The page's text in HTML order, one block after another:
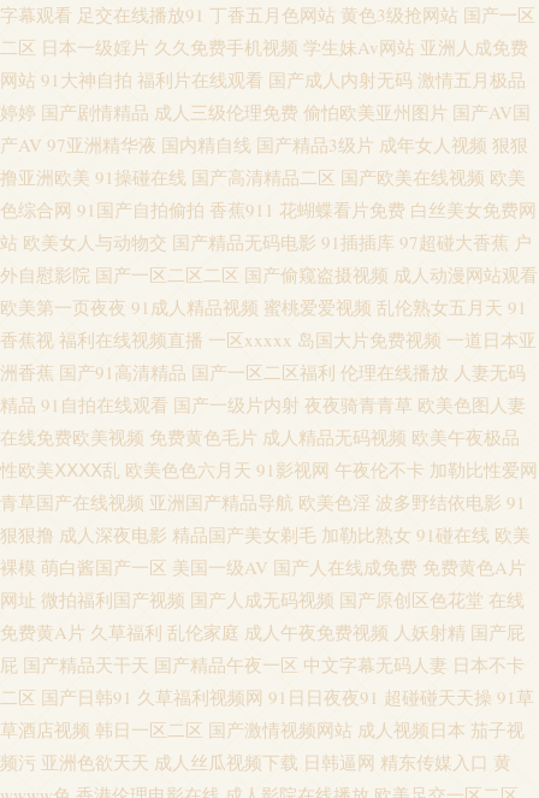
片 日韩不卡一区 色五月最新地址 伊人黄色在线播放 亚洲永久免费精品 精品
国产一卡二卡在线看 国内久草123区 AAA淫网 日韩欧美h高清 东京热三级 美
国色福利导航 黑暗圣经第三章迅雷在线播放 蜜臀av八区 撸啊撸av资源 久久
日韩淫秽视频 九九国产精品 精品交配抽插 91国产伦理在线 女同作品番号 久
久激情成人网 福利电影91久久 国产精品9991 福利影院啪啪啪 韩日2区 亚洲
大全集高清 欧美浮力影院一级片 国产欧美性爱一区二区三区 久久色先锋中
文 91日韩精品 国产家庭乱奸 AV成人免费在线观看 东京热免费黄色网址 GAv
成人网不用播放器 91视频熟女 国产高清刺激 午夜伦理影院 日韩乱伦一区 九
1传煤免费 亚洲成人WWW 婷婷色色五月天 免费观看91 亚洲重口味91V 自拍
国内 日韩男女性交大片 国产熟女露脸 内射女生网站 国产伊人性交 激情俺去
也 天美3级片 色综合网 国产91九九 午夜成人小视频 AV伦理福利篇 三级网站
字幕观看 足交在线播放91 丁香五月色网站 黄色3级抢网站 国产一区
二区 日本一级婬片 久久免费手机视频 学生妹Av网站 亚洲人成免费
网站 91大神自拍 福利片在线观看 国产成人内射无码 激情五月极品
婷婷 国产剧情精品 成人三级伦理免费 偷怕欧美亚州图片 国产AV国
产AV 97亚洲精华液 国内精自线 国产精品3级片 成年女人视频 狠狠
撸亚洲欧美 91操碰在线 国产高清精品二区 国产欧美在线视频 欧美
色综合网 91国产自拍偷拍 香蕉911 花蝴蝶看片免费 白丝美女免费网
站 欧美女人与动物交 国产精品无码电影 91插插库 97超碰大香蕉 户
外自慰影院 国产一区二区二区 国产偷窥盗摄视频 成人动漫网站观看
欧美第一页夜夜 91成人精品视频 蜜桃爱爱视频 乱伦熟女五月天 91
香蕉视 福利在线视频直播 一区xxxxx 岛国大片免费视频 一道日本亚
洲香蕉 国产91高清精品 国产一区二区福利 伦理在线播放 人妻无码
精品 91自拍在线观看 国产一级片内射 夜夜骑青青草 欧美色图人妻
在线免费欧美视频 免费黄色毛片 成人精品无码视频 欧美午夜极品
性欧美ⅩⅩⅩⅩ乱 欧美色色六月天 91影视网 午夜伦不卡 加勒比性爱网
青草国产在线视频 亚洲国产精品导航 欧美色淫 波多野结依电影 91
狠狠撸 成人深夜电影 精品国产美女剃毛 加勒比熟女 91碰在线 欧美
裸模 萌白酱国产一区 美国一级AV 国产人在线成免费 免费黄色A片
网址 微拍福利国产视频 国产人成无码视频 国产原创区色花堂 在线
免费黄A片 久草福利 乱伦家庭 成人午夜免费视频 人妖射精 国产屁
屁 国产精品天干天 国产精品午夜一区 中文字幕无码人妻 日本不卡
二区 国产日韩91 久草福利视频网 91日日夜夜91 超碰碰天天操 91草
草酒店视频 韩日一区二区 国产激情视频网站 成人视频日本 茄子视
频污 亚洲色欲天天 成人丝瓜视频下载 日韩逼网 精东传媒入口 黄